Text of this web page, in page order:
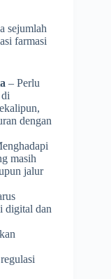
sejumlah
farmasi
– Perlu
dengan
masih
jalur
digital dan